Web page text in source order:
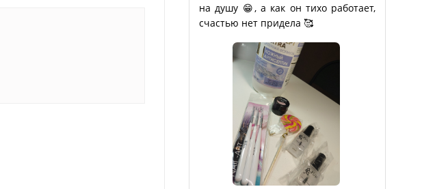
на душу 😁, а как он тихо работает,
счастью нет придела 🥰